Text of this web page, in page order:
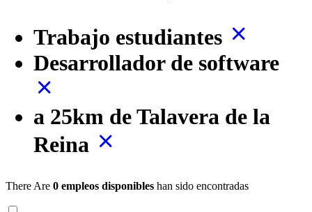
Trabajo estudiantes
Desarrollador de software
a 25km de Talavera de la
Reina
There Are 0 empleos disponibles han sido encontradas